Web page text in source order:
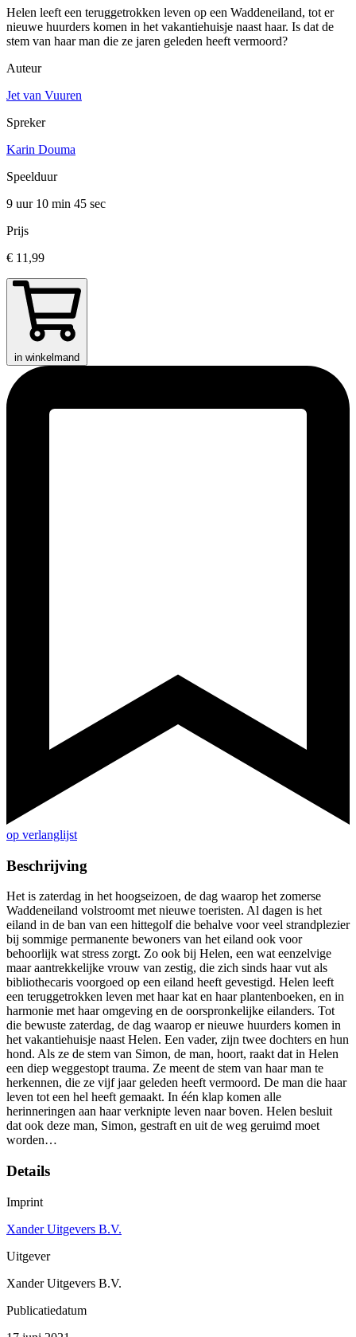
Helen leeft een teruggetrokken leven op een Waddeneiland, tot er
nieuwe huurders komen in het vakantiehuisje naast haar. Is dat de
stem van haar man die ze jaren geleden heeft vermoord?
Auteur
Jet van Vuuren
Spreker
Karin Douma
Speelduur
9 uur 10 min 45 sec
Prijs
€ 11,99
in winkelmand
op verlanglijst
Beschrijving
Het is zaterdag in het hoogseizoen, de dag waarop het zomerse
Waddeneiland volstroomt met nieuwe toeristen. Al dagen is het
eiland in de ban van een hittegolf die behalve voor veel strandplezier
bij sommige permanente bewoners van het eiland ook voor
behoorlijk wat stress zorgt. Zo ook bij Helen, een wat eenzelvige
maar aantrekkelijke vrouw van zestig, die zich sinds haar vut als
bibliothecaris voorgoed op een eiland heeft gevestigd. Helen leeft
een teruggetrokken leven met haar kat en haar plantenboeken, en in
harmonie met haar omgeving en de oorspronkelijke eilanders. Tot
die bewuste zaterdag, de dag waarop er nieuwe huurders komen in
het vakantiehuisje naast Helen. Een vader, zijn twee dochters en hun
hond. Als ze de stem van Simon, de man, hoort, raakt dat in Helen
een diep weggestopt trauma. Ze meent de stem van haar man te
herkennen, die ze vijf jaar geleden heeft vermoord. De man die haar
leven tot een hel heeft gemaakt. In één klap komen alle
herinneringen aan haar verknipte leven naar boven. Helen besluit
dat ook deze man, Simon, gestraft en uit de weg geruimd moet
worden…
Details
Imprint
Xander Uitgevers B.V.
Uitgever
Xander Uitgevers B.V.
Publicatiedatum